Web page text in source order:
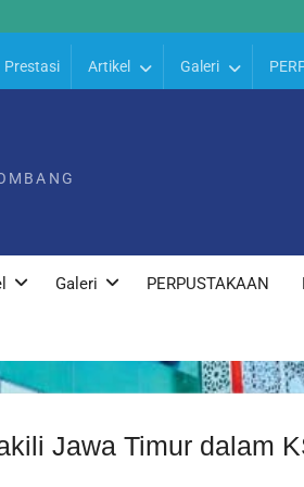
Prestasi Artikel Galeri
Galeri PERPUSTAKAAN
Jawa Timur dalam